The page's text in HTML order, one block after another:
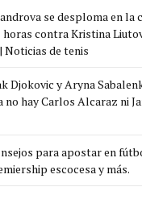
se desploma en la
contra Kristina
Noticias de tenis
Djokovic y Aryna
hay Carlos Alcaraz ni
para apostar en
escocesa y más.